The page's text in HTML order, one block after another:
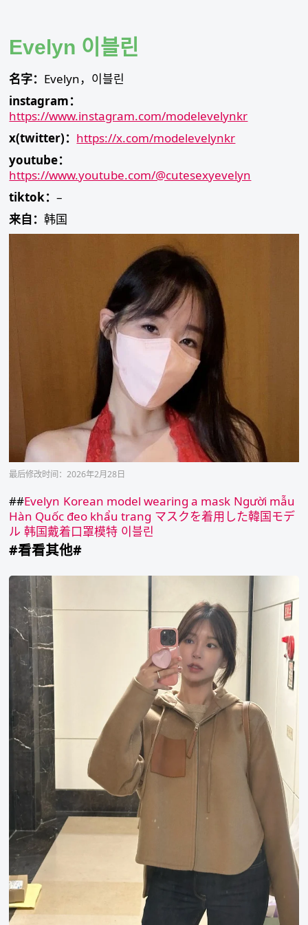
content
Evelyn 이블린
名字： Evelyn，이블린
instagram：
https://www.instagram.com/modelevelynkr
x(twitter)： https://x.com/modelevelynkr
youtube：
https://www.youtube.com/@cutesexyevelyn
tiktok：–
来自：韩国
最后修改时间：2026年2月28日
##Evelyn Korean model wearing a mask Người mẫu
Hàn Quốc đeo khẩu trang マスクを着用した韓国モデ
ル 韩国戴着口罩模特 이블린
#看看其他#
李